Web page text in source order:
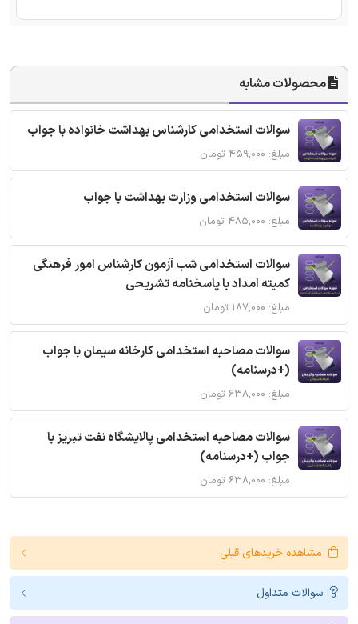
محصولات مشابه
سوالات استخدامی کارشناس بهداشت خانواده با جواب
مبلغ: ۴۵۹,۰۰۰ تومان
سوالات استخدامی وزارت بهداشت با جواب
مبلغ: ۴۸۵,۰۰۰ تومان
سوالات استخدامی شب آزمون کارشناس امور فرهنگی
کمیته امداد با پاسخنامه تشریحی
مبلغ: ۱۸۷,۰۰۰ تومان
سوالات مصاحبه استخدامی کارخانه سیمان با جواب
(+درسنامه)
مبلغ: ۶۳۸,۰۰۰ تومان
سوالات مصاحبه استخدامی پالایشگاه نفت تبریز با
جواب (+درسنامه)
مبلغ: ۶۳۸,۰۰۰ تومان
مشاهده خریدهای قبلی
سوالات متداول